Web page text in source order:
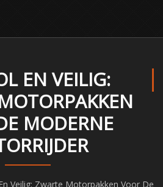
EN VEILIG:
MODERNE
Veilig: Zwarte Motorpakken Voor De